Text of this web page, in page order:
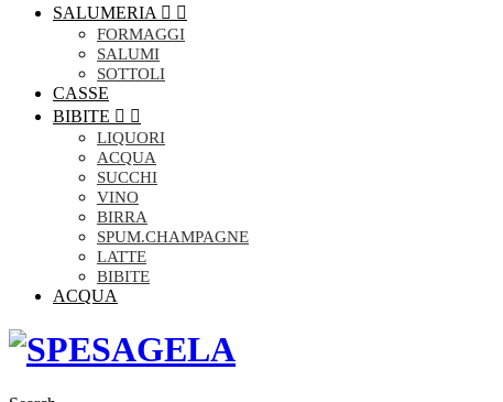
SALUMERIA  
FORMAGGI
SALUMI
SOTTOLI
CASSE
BIBITE  
LIQUORI
ACQUA
SUCCHI
VINO
BIRRA
SPUM.CHAMPAGNE
LATTE
BIBITE
ACQUA